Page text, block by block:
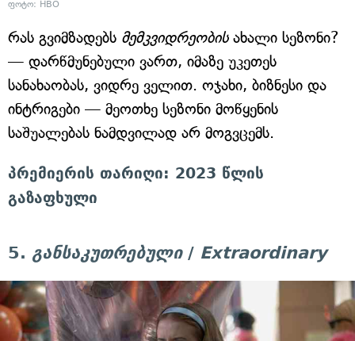
ფოტო: HBO
რას გვიმზადებს მემკვიდრეობისახალი სეზონი?
— დარწმუნებული ვართ, იმაზე უკეთეს
სანახაობას, ვიდრე ველით. ოჯახი, ბიზნესი და
ინტრიგები — მეოთხე სეზონი მოწყენის
საშუალებას ნამდვილად არ მოგვცემს.
პრემიერის თარიღი: 2023 წლის
გაზაფხული
5. განსაკუთრებული/ Extraordinary